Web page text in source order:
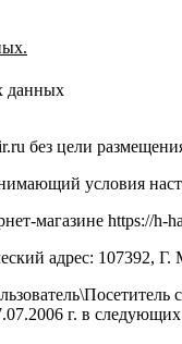
данных
без цели
условия
магазине https://h-
адрес: 107392,
г. в следующих